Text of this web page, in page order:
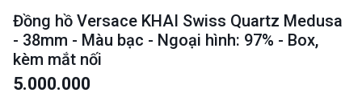
Đồng hồ Versace KHAI Swiss Quartz Medusa
- 38mm - Màu bạc - Ngoại hình: 97% - Box,
kèm mắt nối
5.000.000